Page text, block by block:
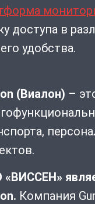
доступа в
удобства.
(Виалон) –
Компания